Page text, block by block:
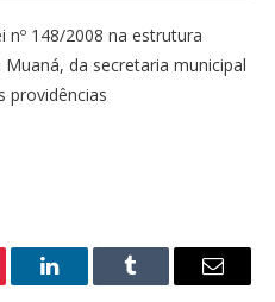
nº 148/2008 na estrutura
da secretaria municipal
providências
LinkedInTumblr
E-